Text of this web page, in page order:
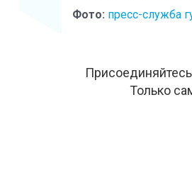
Фото: пресс-служба
Только